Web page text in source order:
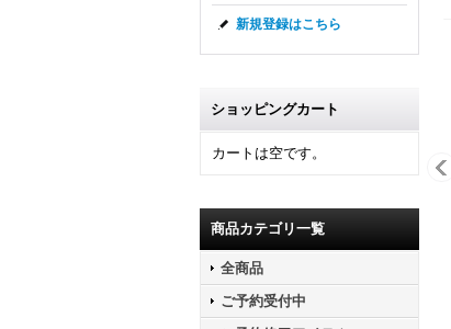
新規登録はこちら
ショッピングカート
カートは空です。
商品カテゴリ一覧
全商品
ご予約受付中